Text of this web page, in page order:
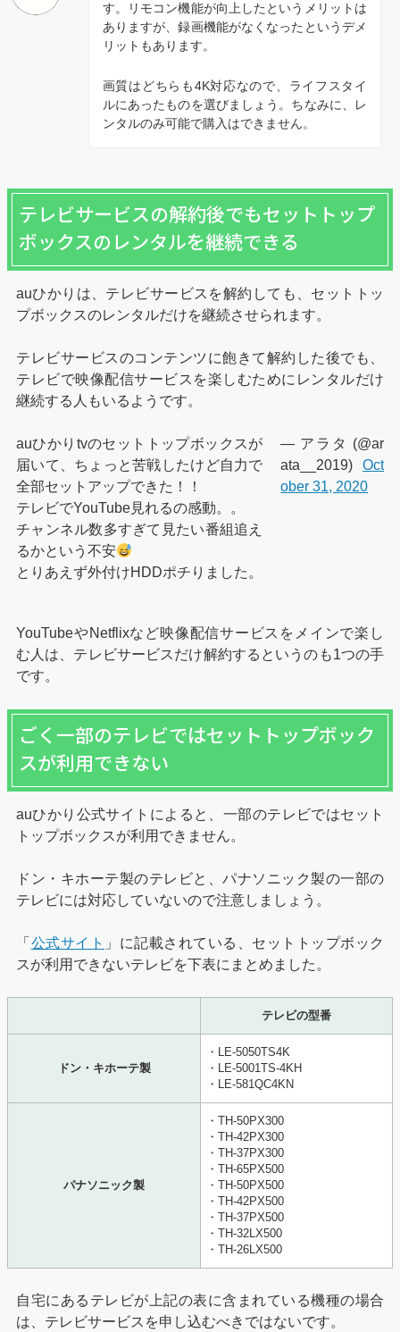
す。リモコン機能が向上したというメリットは
ありますが、録画機能がなくなったというデメ
リットもあります。
画質はどちらも4K対応なので、ライフスタイ
ルにあったものを選びましょう。ちなみに、レ
ンタルのみ可能で購入はできません。
テレビサービスの解約後でもセットトップ
ボックスのレンタルを継続できる
auひかりは、テレビサービスを解約しても、セットトッ
プボックスのレンタルだけを継続させられます。
テレビサービスのコンテンツに飽きて解約した後でも、
テレビで映像配信サービスを楽しむためにレンタルだけ
継続する人もいるようです。
auひかりtvのセットトップボックスが
届いて、ちょっと苦戦したけど自力で
全部セットアップできた！！
テレビでYouTube見れるの感動。。
チャンネル数多すぎて見たい番組追え
るかという不安
とりあえず外付けHDDポチりました。
— アラタ (@ar
ata__2019) Oct
ober 31, 2020
YouTubeやNetflixなど映像配信サービスをメインで楽し
む人は、テレビサービスだけ解約するというのも1つの手
です。
ごく一部のテレビではセットトップボック
スが利用できない
auひかり公式サイトによると、一部のテレビではセット
トップボックスが利用できません。
ドン・キホーテ製のテレビと、パナソニック製の一部の
テレビには対応していないので注意しましょう。
「 公式サイト 」に記載されている、セットトップボック
スが利用できないテレビを下表にまとめました。
テレビの型番
ドン・キホーテ製
・LE-5050TS4K
・LE-5001TS-4KH
・LE-581QC4KN
パナソニック製
・TH-50PX300
・TH-42PX300
・TH-37PX300
・TH-65PX500
・TH-50PX500
・TH-42PX500
・TH-37PX500
・TH-32LX500
・TH-26LX500
自宅にあるテレビが上記の表に含まれている機種の場合
は、テレビサービスを申し込むべきではないです。